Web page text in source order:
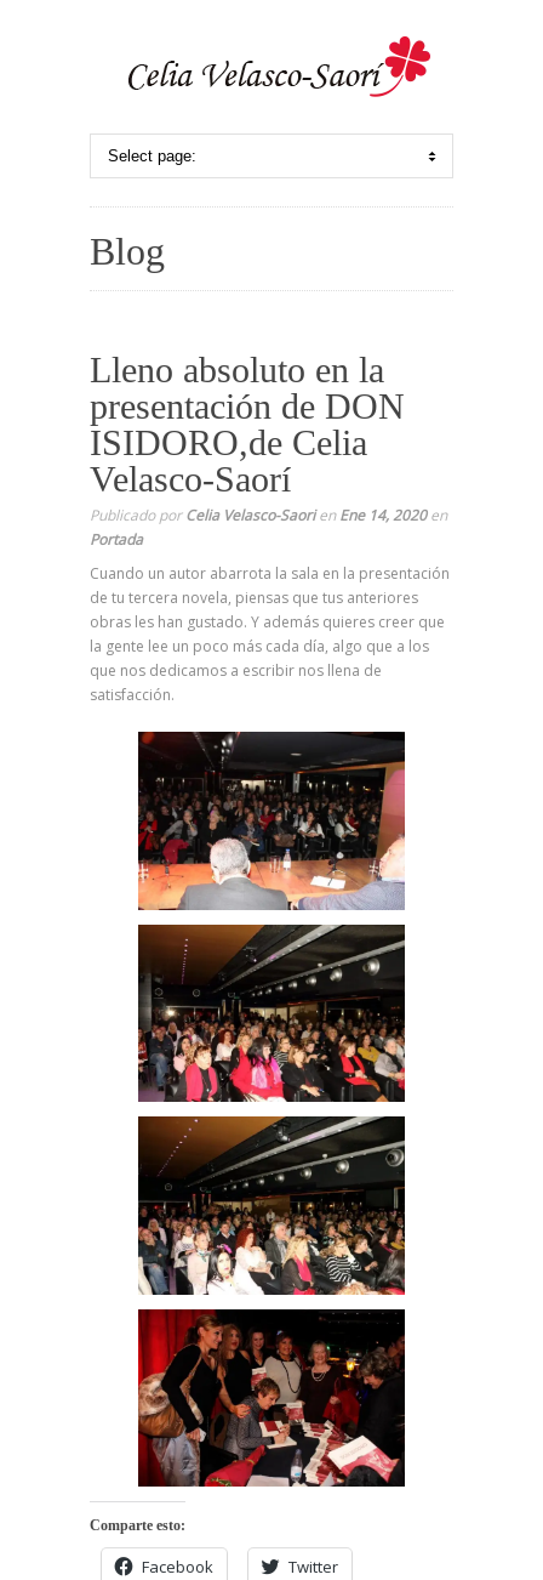
Blog
Lleno absoluto en la
presentación de DON
ISIDORO,de Celia
Velasco-Saorí
Publicado porCelia Velasco-SaorienEne 14, 2020en
Portada
Cuando un autor abarrota la sala en la presentación
de tu tercera novela, piensas que tus anteriores
obras les han gustado. Y además quieres creer que
la gente lee un poco más cada día, algo que a los
que nos dedicamos a escribir nos llena de
satisfacción.
Comparte esto:
Facebook Twitter